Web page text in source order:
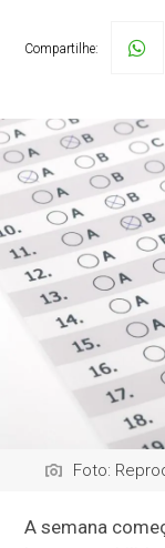
Compartilhe:
Foto:
A semana